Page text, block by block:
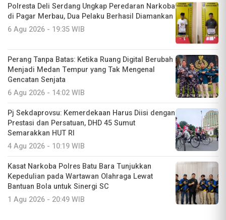
Polresta Deli Serdang Ungkap Peredaran Narkoba
di Pagar Merbau, Dua Pelaku Berhasil Diamankan
6 Agu 2026 - 19:35 WIB
Perang Tanpa Batas: Ketika Ruang Digital Berubah
Menjadi Medan Tempur yang Tak Mengenal
Gencatan Senjata
6 Agu 2026 - 14:02 WIB
Pj Sekdaprovsu: Kemerdekaan Harus Diisi dengan
Prestasi dan Persatuan, DHD 45 Sumut
Semarakkan HUT RI
4 Agu 2026 - 10:19 WIB
Kasat Narkoba Polres Batu Bara Tunjukkan
Kepedulian pada Wartawan Olahraga Lewat
Bantuan Bola untuk Sinergi SC
1 Agu 2026 - 20:49 WIB